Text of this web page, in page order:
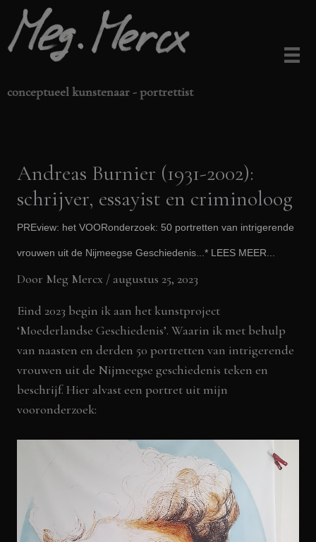
naar
de
conceptueel kunstenaar - portrettist
Andreas Burnier (1931-2002):
schrijver, essayist en criminoloog
PREview: het VOORonderzoek: 50 portretten van intrigerende
vrouwen uit de Nijmeegse Geschiedenis...* LEES MEER...
Door Meg Mercx / augustus 25, 2023
Eind 2023 begin ikaan hetkunstproject
‘Moederlandse Geschiedenis’. Waarin ik met behulp
van naasten en derden 50 portretten van intrigerende
vrouwen uit de Nijmeegse geschiedenis teken en
beschrijf. Hier alvast een portret uit mijn
vooronderzoek: